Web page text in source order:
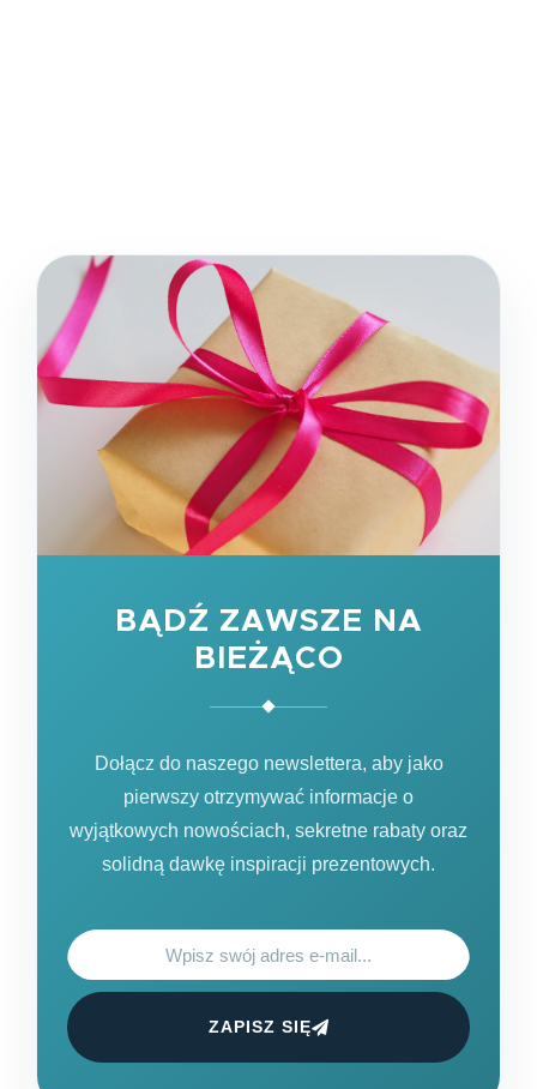
BĄDŹ ZAWSZE NA
BIEŻĄCO
Dołącz do naszego newslettera, aby jako
pierwszy otrzymywać informacje o
wyjątkowych nowościach, sekretne rabaty oraz
solidną dawkę inspiracji prezentowych.
ZAPISZ SIĘ